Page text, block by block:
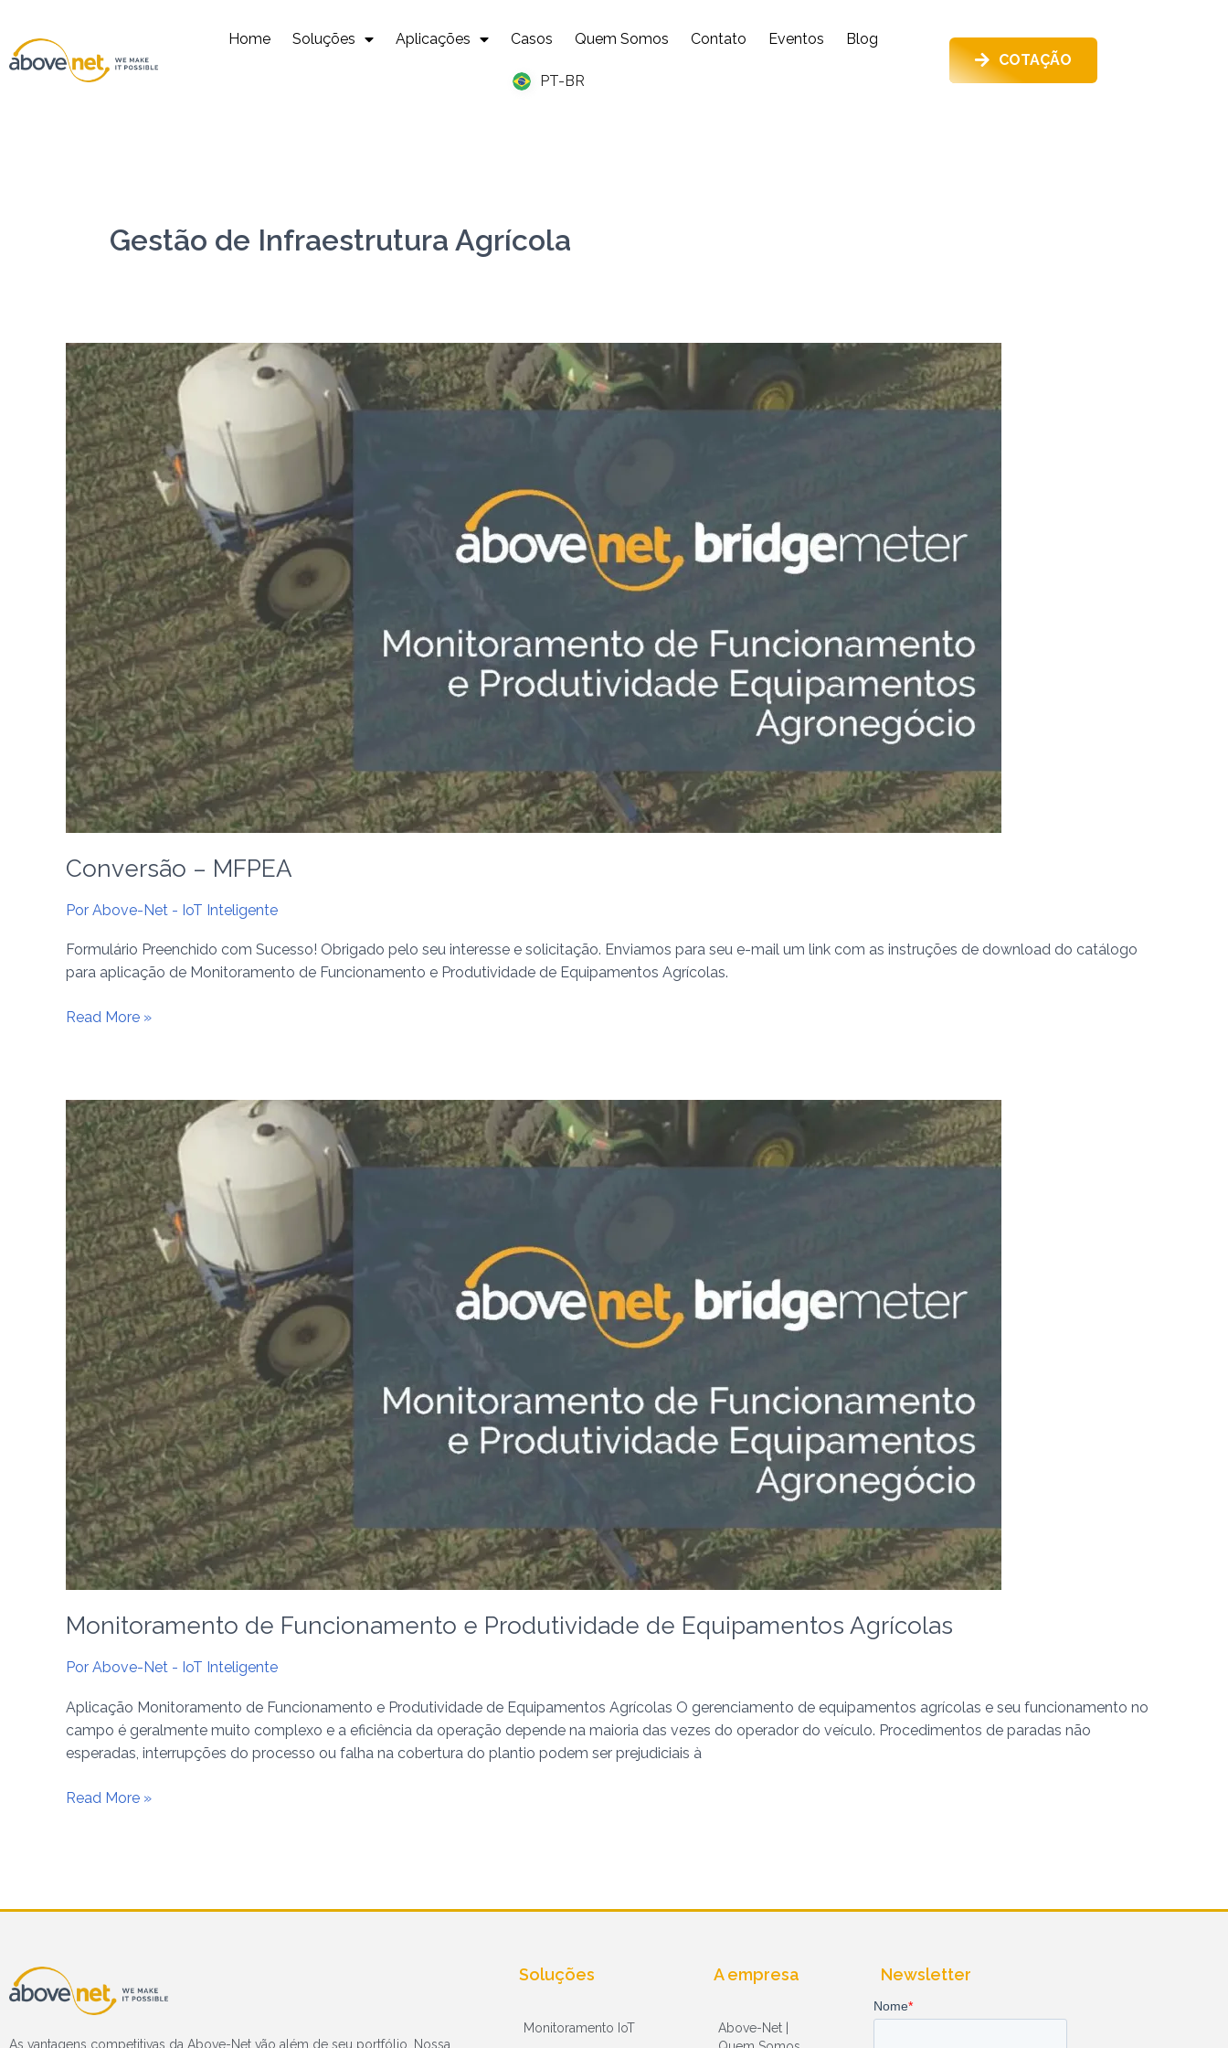
Home Soluções Aplicações Casos Quem Somos Contato Eventos Blog
PT-BR
COTAÇÃO
Gestão de Infraestrutura Agrícola
Conversão – MFPEA
Por Above-Net - IoT Inteligente
Formulário Preenchido com Sucesso! Obrigado pelo seu interesse e solicitação. Enviamos para seu e-mail um link com as instruções de download do catálogo
para aplicação de Monitoramento de Funcionamento e Produtividade de Equipamentos Agrícolas.
Conversão
–
MFPEA
Read More »
Monitoramento de Funcionamento e Produtividade de Equipamentos Agrícolas
Por Above-Net - IoT Inteligente
Aplicação Monitoramento de Funcionamento e Produtividade de Equipamentos Agrícolas O gerenciamento de equipamentos agrícolas e seu funcionamento no
campo é geralmente muito complexo e a eficiência da operação depende na maioria das vezes do operador do veículo. Procedimentos de paradas não
esperadas, interrupções do processo ou falha na cobertura do plantio podem ser prejudiciais à
Monitoramento
de
Funcionamento
e
Produtividade
de
Equipamentos
Agrícolas
Read More »
As vantagens competitivas da Above-Net vão além de seu portfólio. Nossa
Soluções
Monitoramento IoT
A empresa
Above-Net |
Newsletter